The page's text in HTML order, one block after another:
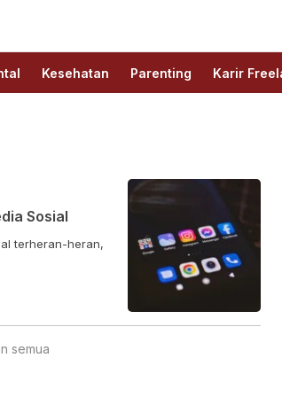
Kesehatan Parenting Karir
Sosial
terheran-heran,
semua